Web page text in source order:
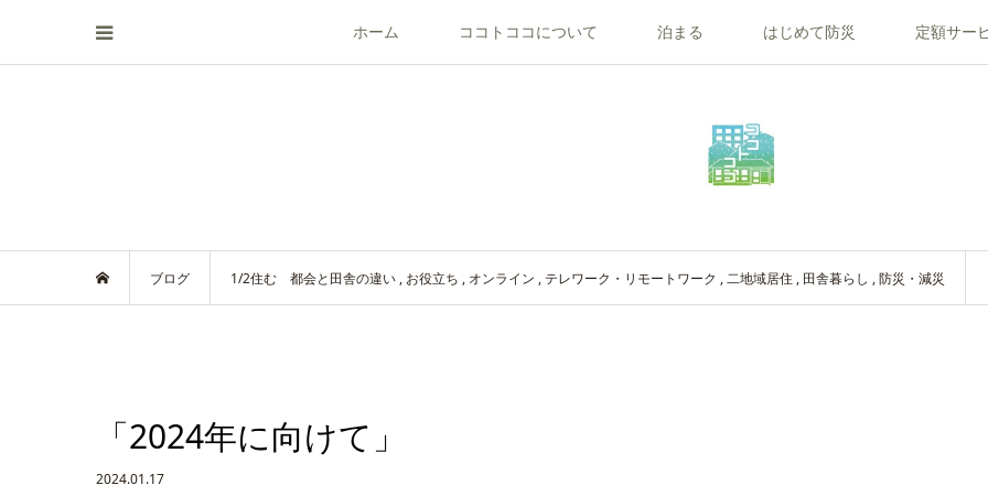
ホーム ココトココについて 泊まる はじめて防災 定額サー
ブログ 1/2住む 都会と田舎の違い , お役立ち , オンライン , テレワーク・リモートワーク ,二地域居住 , 田舎暮らし ,防災・減災
「2024年に向けて」
2024.01.17